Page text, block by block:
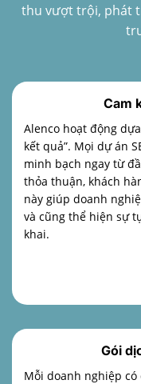
thu vượt trội, phát
Cam
Alenco hoạt động
kết quả”. Mọi dự án
minh bạch ngay từ
thỏa thuận, khách
này giúp doanh
và cũng thể hiện sự
khai.
Gói
Mỗi doanh nghiệp có